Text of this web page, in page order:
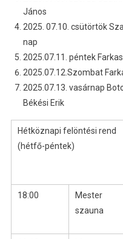
János
2025. 07.10. csütörtök
nap
2025.07.11. péntek
2025.07.12.Szombat
2025.07.13. vasárnap
Békési Erik
Hétköznapi felöntési rend
(hétfő-péntek)
18:00
Mester
szauna